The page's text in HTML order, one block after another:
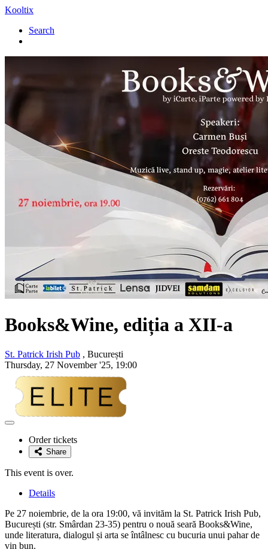
Kooltix
Search
Books&Wine, ediția a XII-a
St. Patrick Irish Pub , București
Thursday, 27 November '25, 19:00
Adaugă
favoriteOrder tickets
Share
This event is over.
Details
Pe 27 noiembrie, de la ora 19:00, vă invităm la St. Patrick Irish Pub,
București (str. Smârdan 23-35) pentru o nouă seară Books&Wine,
unde literatura, dialogul și arta se întâlnesc cu bucuria unui pahar de
vin bun.